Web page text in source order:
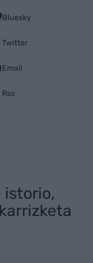
Bluesky
Twitter
Email
Rss
istorio,